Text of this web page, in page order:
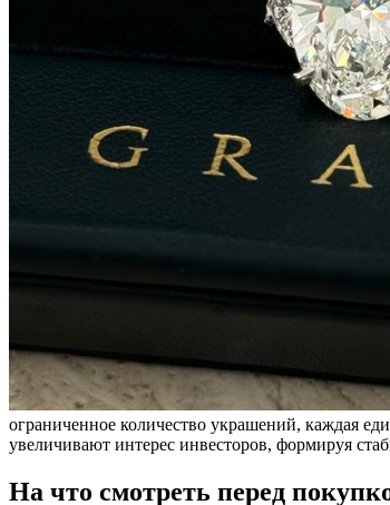
ограниченное количество украшений, каждая
увеличивают интерес инвесторов, формируя
На что смотреть перед